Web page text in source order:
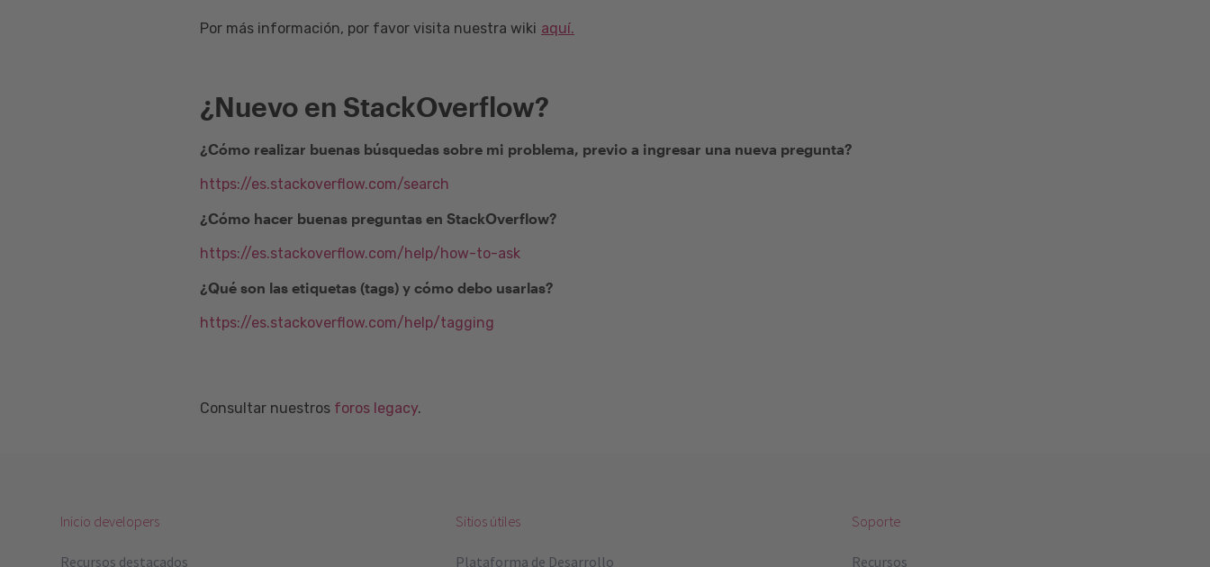
Por más información, por favor visita nuestra wiki aquí.
¿Nuevo en StackOverflow?
¿Cómo realizar buenas búsquedas sobre mi problema, previo a ingresar una nueva pregunta?
https://es.stackoverflow.com/search
¿Cómo hacer buenas preguntas en StackOverflow?
https://es.stackoverflow.com/help/how-to-ask
¿Qué son las etiquetas (tags) y cómo debo usarlas?
https://es.stackoverflow.com/help/tagging
Consultar nuestros foros legacy.
Inicio developers
Recursos destacados
Sitios útiles
Plataforma de Desarrollo
Soporte
Recursos